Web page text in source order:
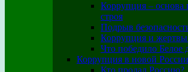
Коррупция – основа
строя
Подрыв
Коррупция и
Что победило Белое
Коррупция в новой России
Кто продал Россию?